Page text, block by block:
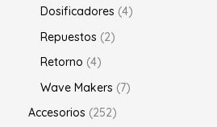
Dosificadores 4
Repuestos
2
Retorno 4
Wave Makers
7
Accesorios
252